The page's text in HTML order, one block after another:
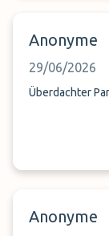
Anonyme
29/06/2026
Anonyme